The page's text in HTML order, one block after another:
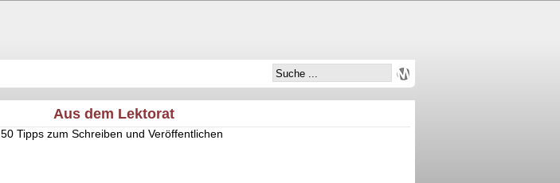
Aus dem Lektorat
50 Tipps zum Schreiben und Veröffentlichen